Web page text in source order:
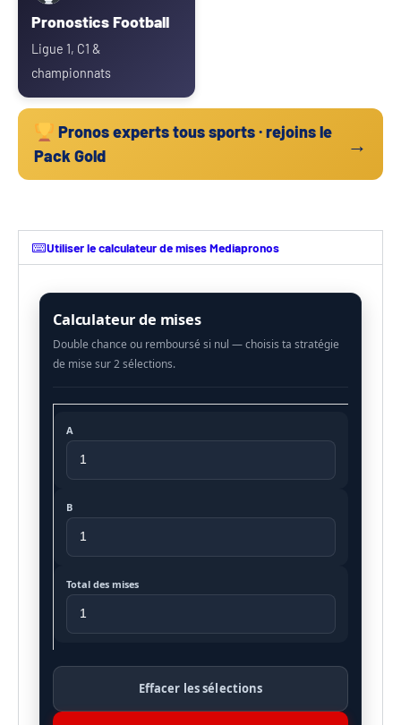
Pronostics Football
Ligue 1, C1 &
championnats
Pronos experts tous sports · rejoins le
Pack Gold
→
Utiliser le calculateur de mises Mediapronos
Calculateur de mises
A
B
Total des mises
Effacer les sélections